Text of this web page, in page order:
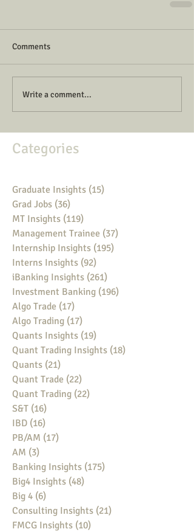
Comments
Write a comment...
Categories
Graduate Insights (15)
Grad Jobs (36)
MT Insights (119)
Management Trainee (37)
Internship Insights (195)
Interns Insights (92)
iBanking Insights (261)
Investment Banking (196)
Algo Trade (17)
Algo Trading (17)
Quants Insights (19)
Quant Trading Insights (18)
Quants (21)
Quant Trade (22)
Quant Trading (22)
S&T (16)
IBD (16)
PB/AM (17)
AM (3)
Banking Insights (175)
Big4 Insights (48)
Big 4 (6)
Consulting Insights (21)
FMCG Insights (10)